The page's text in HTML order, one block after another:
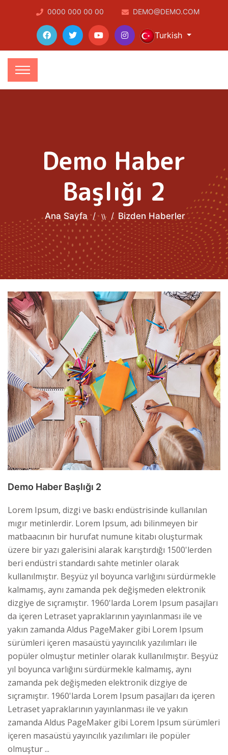
0000 000 00 00 DEMO@DEMO.COM
Turkish
Demo Haber
Başlığı 2
Ana Sayfa \\ Bizden Haberler
Demo Haber Başlığı 2
Lorem Ipsum, dizgi ve baskı endüstrisinde kullanılan
mıgır metinlerdir. Lorem Ipsum, adı bilinmeyen bir
matbaacının bir hurufat numune kitabı oluşturmak
üzere bir yazı galerisini alarak karıştırdığı 1500'lerden
beri endüstri standardı sahte metinler olarak
kullanılmıştır. Beşyüz yıl boyunca varlığını sürdürmekle
kalmamış, aynı zamanda pek değişmeden elektronik
dizgiye de sıçramıştır. 1960'larda Lorem Ipsum pasajları
da içeren Letraset yapraklarının yayınlanması ile ve
yakın zamanda Aldus PageMaker gibi Lorem Ipsum
sürümleri içeren masaüstü yayıncılık yazılımları ile
popüler olmuştur metinler olarak kullanılmıştır. Beşyüz
yıl boyunca varlığını sürdürmekle kalmamış, aynı
zamanda pek değişmeden elektronik dizgiye de
sıçramıştır. 1960'larda Lorem Ipsum pasajları da içeren
Letraset yapraklarının yayınlanması ile ve yakın
zamanda Aldus PageMaker gibi Lorem Ipsum sürümleri
içeren masaüstü yayıncılık yazılımları ile popüler
olmuştur ...